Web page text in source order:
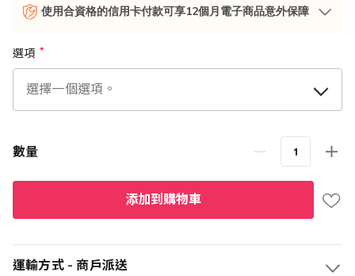
使用合資格的信用卡付款可享12個月電子商品意外保障
選項
數量
添加到購物車
運輸方式 - 商戶派送